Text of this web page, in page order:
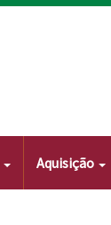
Aquisição